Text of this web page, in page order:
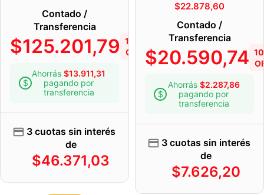
Contado /
Transferencia
$125.201,79 10%
OFF
Ahorrás $13.911,31
pagando por
transferencia
3 cuotas sin interés
de
$46.371,03
$22.878,60
Contado /
Transferencia
$20.590,74
Ahorrás $2.287,86
pagando por
transferencia
3 cuotas sin interés
de
$7.626,20